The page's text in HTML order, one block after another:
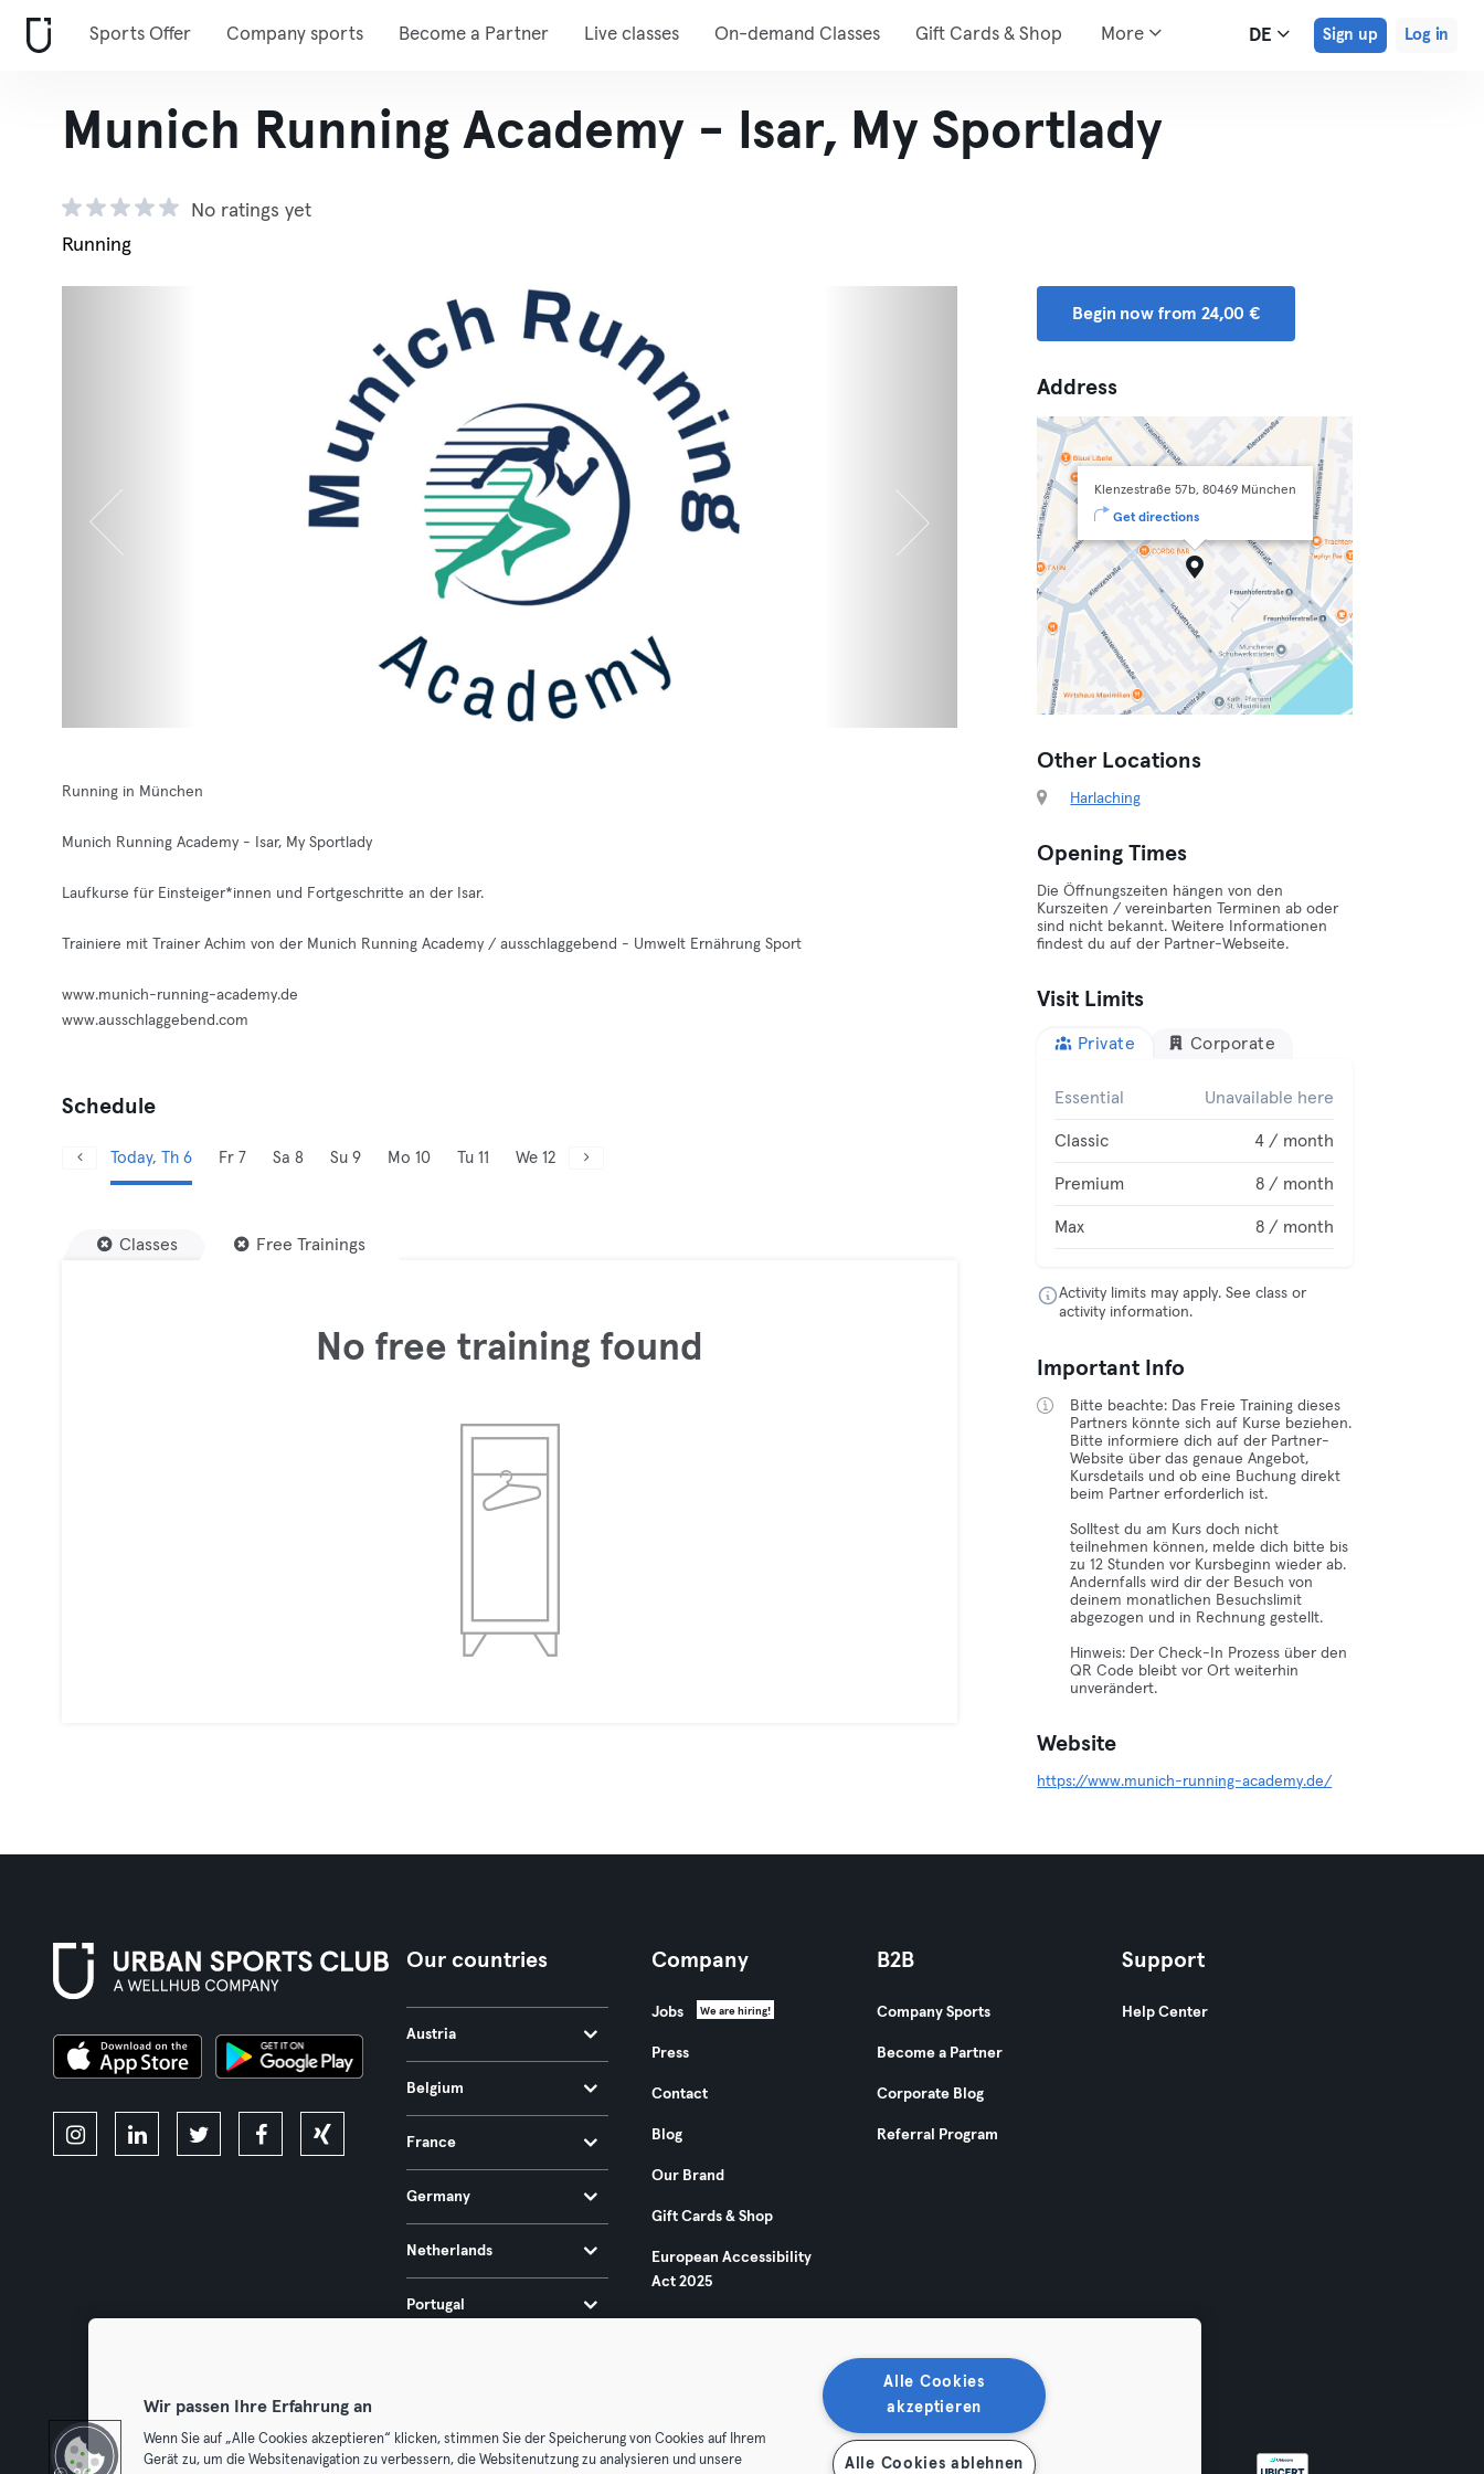
Sports Offer Company sports Become a Partner Live classes On-demand Classes Gift Cards & Shop More DE Sign up Log in
Munich Running Academy - Isar, My Sportlady
No ratings yet
Running
Running in München
Munich Running Academy - Isar, My Sportlady
Laufkurse für Einsteiger*innen und Fortgeschritte an der Isar.
Trainiere mit Trainer Achim von der Munich Running Academy / ausschlaggebend - Umwelt Ernährung Sport
www.munich-running-academy.de
www.ausschlaggebend.com
Schedule
Today, Th 6 Fr 7 Sa 8 Su 9 Mo 10 Tu 11 We 12
Classes Free Trainings
No free training found
Begin now from 24,00 €
Address
Klenzestraße 57b, 80469 München
Get directions
Other Locations
Harlaching
Opening Times
Die Öffnungszeiten hängen von den
Kurszeiten / vereinbarten Terminen ab oder
sind nicht bekannt. Weitere Informationen
findest du auf der Partner-Webseite.
Visit Limits
Private Corporate
Essential Unavailable here
Classic 4 / month
Premium 8 / month
Max 8 / month
Activity limits may apply. See class or
activity information.
Important Info
Bitte beachte: Das Freie Training dieses
Partners könnte sich auf Kurse beziehen.
Bitte informiere dich auf der Partner-
Website über das genaue Angebot,
Kursdetails und ob eine Buchung direkt
beim Partner erforderlich ist.
Solltest du am Kurs doch nicht
teilnehmen können, melde dich bitte bis
zu 12 Stunden vor Kursbeginn wieder ab.
Andernfalls wird dir der Besuch von
deinem monatlichen Besuchslimit
abgezogen und in Rechnung gestellt.
Hinweis: Der Check-In Prozess über den
QR Code bleibt vor Ort weiterhin
unverändert.
Website
https://www.munich-running-academy.de/
Our countries
Austria
Belgium
France
Germany
Netherlands
Portugal
Company
Jobs We are hiring!
Press
Contact
Blog
Our Brand
Gift Cards & Shop
European Accessibility
Act 2025
B2B
Company Sports
Become a Partner
Corporate Blog
Referral Program
Support
Help Center
Wir passen Ihre Erfahrung an
Wenn Sie auf „Alle Cookies akzeptieren“ klicken, stimmen Sie der Speicherung von Cookies auf Ihrem
Gerät zu, um die Websitenavigation zu verbessern, die Websitenutzung zu analysieren und unsere
Alle Cookies
akzeptieren
Alle Cookies ablehnen